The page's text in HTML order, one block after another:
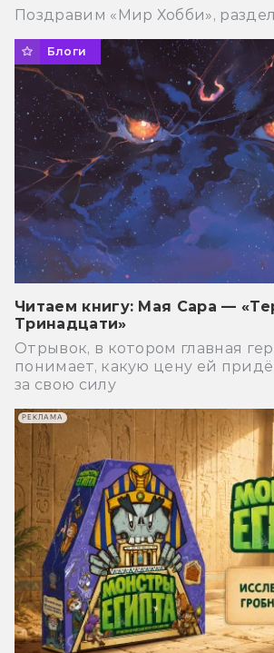
Поздравим «Мир Хобби»,
Блоги
Читаем книгу: Мая Сара —
Тринадцати»
Отрывок, в котором главная
понимает, какую цену ей
за свою силу
РЕКЛАМА